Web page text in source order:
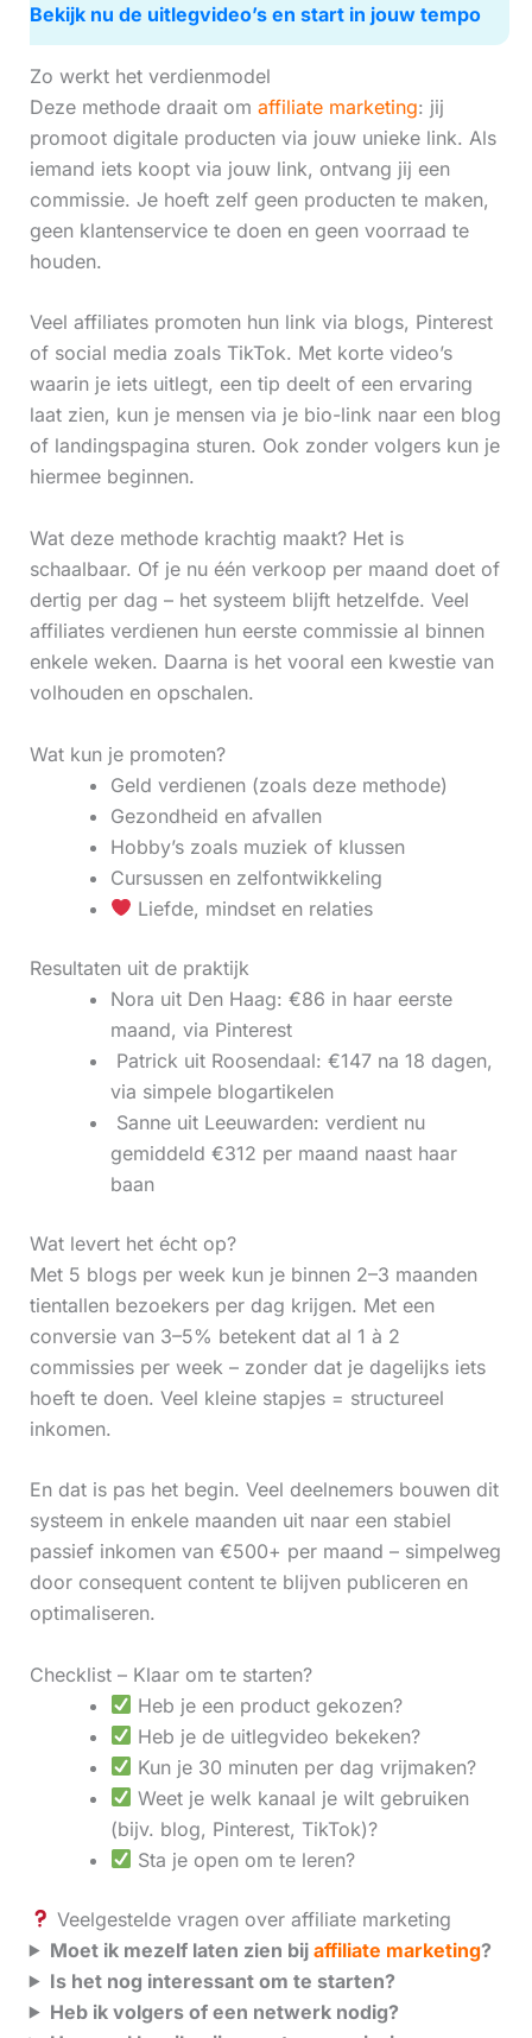
Bekijk nu de uitlegvideo’s en start in jouw tempo
Zo werkt het verdienmodel
Deze methode draait om affiliate marketing: jij
promoot digitale producten via jouw unieke link. Als
iemand iets koopt via jouw link, ontvang jij een
commissie. Je hoeft zelf geen producten te maken,
geen klantenservice te doen en geen voorraad te
houden.
Veel affiliates promoten hun link via blogs, Pinterest
of social media zoals TikTok. Met korte video’s
waarin je iets uitlegt, een tip deelt of een ervaring
laat zien, kun je mensen via je bio-link naar een blog
of landingspagina sturen. Ook zonder volgers kun je
hiermee beginnen.
Wat deze methode krachtig maakt? Het is
schaalbaar. Of je nu één verkoop per maand doet of
dertig per dag – het systeem blijft hetzelfde. Veel
affiliates verdienen hun eerste commissie al binnen
enkele weken. Daarna is het vooral een kwestie van
volhouden en opschalen.
Wat kun je promoten?
Geld verdienen (zoals deze methode)
Gezondheid en afvallen
Hobby’s zoals muziek of klussen
Cursussen en zelfontwikkeling
Liefde, mindset en relaties
Resultaten uit de praktijk
Nora uit Den Haag: €86 in haar eerste
maand, via Pinterest
‍ Patrick uit Roosendaal: €147 na 18 dagen,
via simpele blogartikelen
‍ Sanne uit Leeuwarden: verdient nu
gemiddeld €312 per maand naast haar
baan
Wat levert het écht op?
Met 5 blogs per week kun je binnen 2–3 maanden
tientallen bezoekers per dag krijgen. Met een
conversie van 3–5% betekent dat al 1 à 2
commissies per week – zonder dat je dagelijks iets
hoeft te doen. Veel kleine stapjes = structureel
inkomen.
En dat is pas het begin. Veel deelnemers bouwen dit
systeem in enkele maanden uit naar een stabiel
passief inkomen van €500+ per maand – simpelweg
door consequent content te blijven publiceren en
optimaliseren.
Checklist – Klaar om te starten?
Heb je een product gekozen?
Heb je de uitlegvideo bekeken?
Kun je 30 minuten per dag vrijmaken?
Weet je welk kanaal je wilt gebruiken
(bijv. blog, Pinterest, TikTok)?
Sta je open om te leren?
Veelgestelde vragen over affiliate marketing
Moet ik mezelf laten zien bij affiliate marketing?
Is het nog interessant om te starten?
Heb ik volgers of een netwerk nodig?